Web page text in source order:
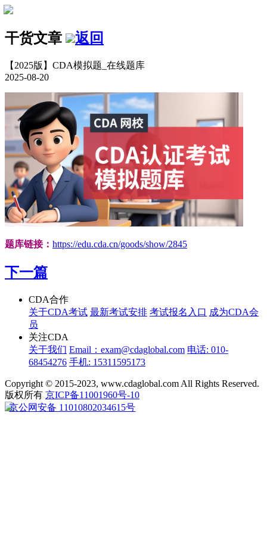
干货文章 返回
【2025版】CDA模拟题_在线题库
2025-08-20
题库链接： https://edu.cda.cn/goods/show/2845
下一篇
CDA合作
关于CDA考试 最新考试安排 考试报名入口 成为CDA会
员
关注CDA
关于我们 Email：exam@cdaglobal.com 电话: 010-
68454276 手机: 15311595173
Copyright © 2015-2023, www.cdaglobal.com All Rights Reserved.
版权所有 京ICP备11001960号-10
京公网安备 11010802034615号